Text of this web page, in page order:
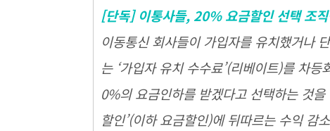
[단독] 이통사들, 20% 요금할인 선택 조
이동통신 회사들이 가입자를 유치했거나
는 ‘가입자 유치 수수료’(리베이트)를 차
0%의 요금인하를 받겠다고 선택하는 것
할인’(이하 요금할인)에 뒤따르는 수익 감